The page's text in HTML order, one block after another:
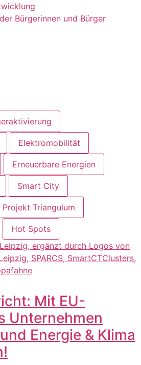
Bürgerinnen und Bürger
Elektromobilität
Erneuerbare Energien
Smart City
Projekt Triangulum
Hot Spots
Mit EU-
Unternehmen
Energie & Klima